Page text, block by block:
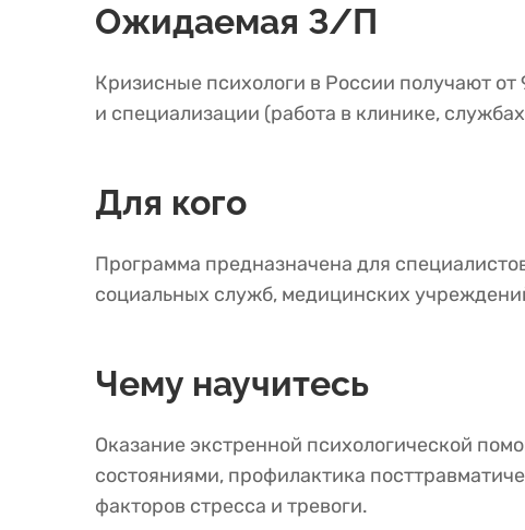
Ожидаемая З/П
Кризисные психологи в России получают от
и специализации (работа в клинике,
Для кого
Программа предназначена для
социальных служб, медицинских
Чему научитесь
Оказание экстренной психологической
состояниями, профилактика
факторов стресса и тревоги.